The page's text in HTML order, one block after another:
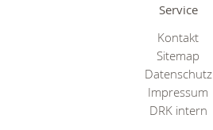
Service
Kontakt
Sitemap
Datenschutz
Impressum
DRK intern